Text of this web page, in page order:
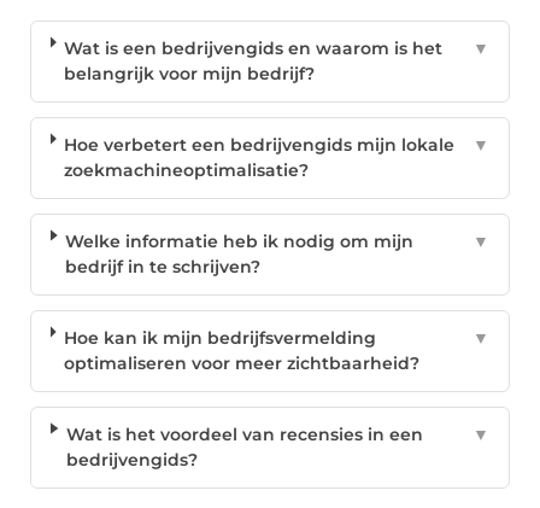
Wat is een bedrijvengids en waarom is het
belangrijk voor mijn bedrijf?
▼
Hoe verbetert een bedrijvengids mijn lokale
zoekmachineoptimalisatie?
▼
Welke informatie heb ik nodig om mijn
bedrijf in te schrijven?
▼
Hoe kan ik mijn bedrijfsvermelding
optimaliseren voor meer zichtbaarheid?
▼
Wat is het voordeel van recensies in een
bedrijvengids?
▼